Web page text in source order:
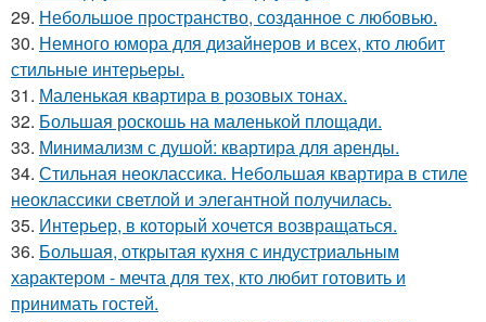
29. Небольшое пространство, созданное с любовью.
30. Немного юмора для дизайнеров и всех, кто любит
стильные интерьеры.
31. Маленькая квартира в розовых тонах.
32. Большая роскошь на маленькой площади.
33. Минимализм с душой: квартира для аренды.
34. Стильная неоклассика. Небольшая квартира в стиле
неоклассики светлой и элегантной получилась.
35. Интерьер, в который хочется возвращаться.
36. Большая, открытая кухня с индустриальным
характером - мечта для тех, кто любит готовить и
принимать гостей.